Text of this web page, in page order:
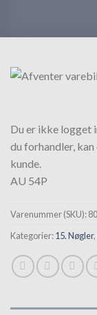
Du er ikke logget
du forhandler,
kunde.
AU 54P
Varenummer (SKU):
Kategorier:15. Nøgler,